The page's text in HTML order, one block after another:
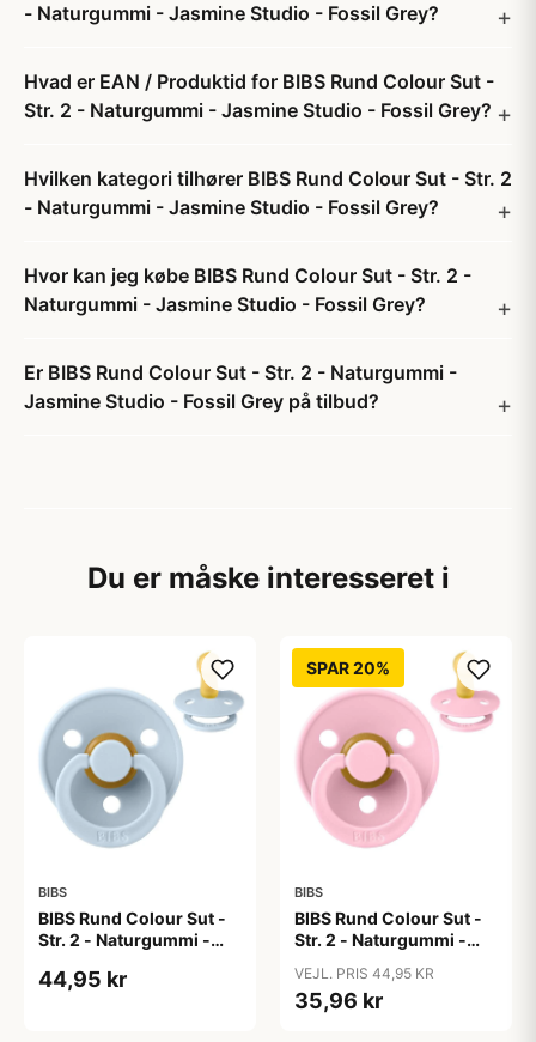
- Naturgummi - Jasmine Studio - Fossil Grey?
Hvad er EAN / Produktid for BIBS Rund Colour Sut -
Str. 2 - Naturgummi - Jasmine Studio - Fossil Grey?
Hvilken kategori tilhører BIBS Rund Colour Sut - Str. 2
- Naturgummi - Jasmine Studio - Fossil Grey?
Hvor kan jeg købe BIBS Rund Colour Sut - Str. 2 -
Naturgummi - Jasmine Studio - Fossil Grey?
Er BIBS Rund Colour Sut - Str. 2 - Naturgummi -
Jasmine Studio - Fossil Grey på tilbud?
Du er måske interesseret i
BIBS
BIBS Rund Colour Sut -
Str. 2 - Naturgummi -
44,95 kr
SPAR 20%
BIBS
BIBS Rund Colour Sut -
Str. 2 - Naturgummi -
VEJL. PRIS 44,95 KR
35,96 kr